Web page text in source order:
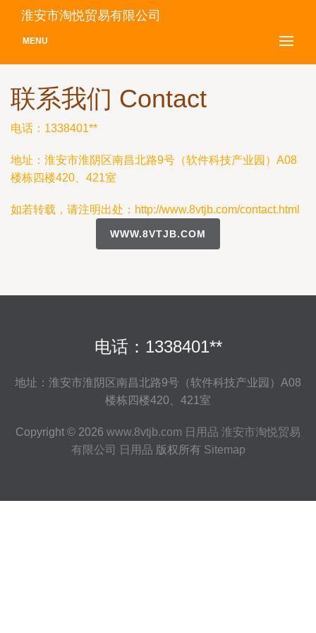
淮安市淘悦贸易有限公司
MENU
联系我们 Contact
电话：1338401**
地址：淮安市淮阴区南昌北路9号（软件科技产业园）A08
楼栋四楼420、421室
如若转载，请注明出处：http://www.8vtjb.com/contact.html
WWW.8VTJB.COM
电话：1338401**
地址：淮安市淮阴区南昌北路9号（软件科技产业园）A08
楼栋四楼420、421室
Copyright © 2026 www.8vtjb.com 日用品 淮安市淘悦贸易
有限公司
日用品 版权所有 Sitemap